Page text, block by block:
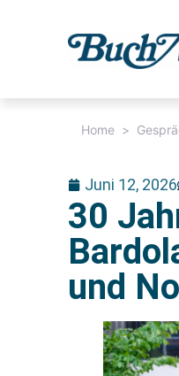
Home >
Juni 12, 2026
30
und